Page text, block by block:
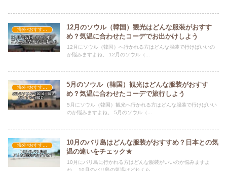
12月のソウル（韓国）観光はどんな服装がおすす
め？気温に合わせたコーデでお出かけしよう
12月にソウル（韓国）へ行かれる方はどんな服装で行けばいいの
か悩みますよね。 12月のソウル（...
5月のソウル（韓国）観光はどんな服装がおすす
め？気温に合わせたコーデで旅行しよう
5月にソウル（韓国）観光へ行かれる方はどんな服装で行けばいい
のか悩みますよね。 5月のソウル（...
10月のバリ島はどんな服装がおすすめ？日本との気
温の違いをチェック★
10月にバリ島に行かれる方はどんな服装がいいのか悩みますよ